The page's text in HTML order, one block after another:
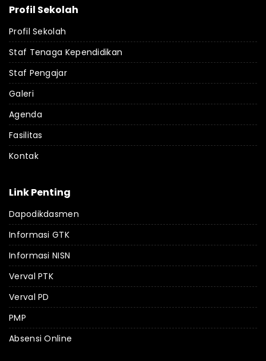
Profil Sekolah
Profil Sekolah
Staf Tenaga Kependidikan
Staf Pengajar
Galeri
Agenda
Fasilitas
Kontak
Link Penting
Dapodikdasmen
Informasi GTK
Informasi NISN
Verval PTK
Verval PD
PMP
Absensi Online